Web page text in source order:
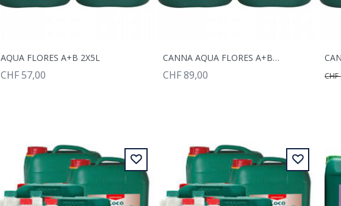
AQUA FLORES A+B 2X5L
CHF 57,00
CANNA AQUA FLORES A+B 2X10L
CHF 89,00